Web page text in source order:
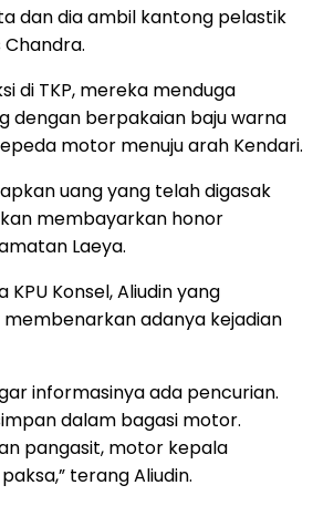
dan dia ambil kantong pelastik
Chandra.
di TKP, mereka menduga
dengan berpakaian baju warna
motor menuju arah Kendari.
uang yang telah digasak
membayarkan honor
Laeya.
Konsel, Aliudin yang
membenarkan adanya kejadian
informasinya ada pencurian.
dalam bagasi motor.
pangasit, motor kepala
terang Aliudin.